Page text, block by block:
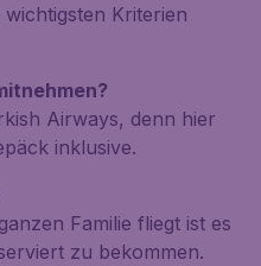
Kriterien
Airways, denn hier
inklusive.
Familie fliegt ist es
zu bekommen.